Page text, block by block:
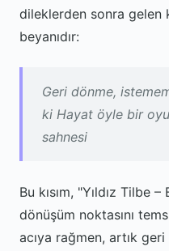
dileklerden sonra gelen
beyanıdır:
Geri dönme,
ki Hayat öyle bir
sahnesi
Bu kısım, "Yıldız Tilbe
dönüşüm noktasını
acıya rağmen, artık